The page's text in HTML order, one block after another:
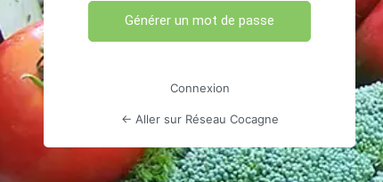
Connexion
← Aller sur Réseau Cocagne